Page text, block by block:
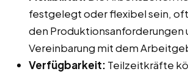
festgelegt oder flexibel sein,
den Produktionsanforderungen
Vereinbarung mit dem
Verfügbarkeit: Teilzeitkräfte